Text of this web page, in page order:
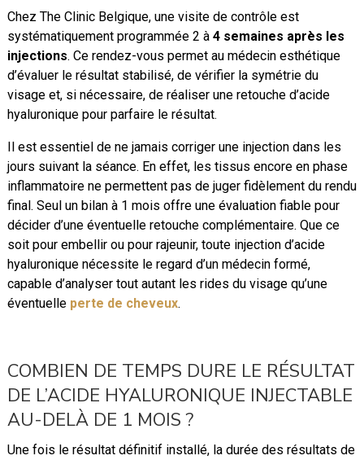
Chez The Clinic Belgique, une visite de contrôle est
systématiquement programmée 2 à 4 semaines après les
injections. Ce rendez-vous permet au médecin esthétique
d’évaluer le résultat stabilisé, de vérifier la symétrie du
visage et, si nécessaire, de réaliser une retouche d’acide
hyaluronique pour parfaire le résultat.
Il est essentiel de ne jamais corriger une injection dans les
jours suivant la séance. En effet, les tissus encore en phase
inflammatoire ne permettent pas de juger fidèlement du rendu
final. Seul un bilan à 1 mois offre une évaluation fiable pour
décider d’une éventuelle retouche complémentaire. Que ce
soit pour embellir ou pour rajeunir, toute injection d’acide
hyaluronique nécessite le regard d’un médecin formé,
capable d’analyser tout autant les rides du visage qu’une
éventuelle perte de cheveux.
COMBIEN DE TEMPS DURE LE RÉSULTAT
DE L’ACIDE HYALURONIQUE INJECTABLE
AU-DELÀ DE 1 MOIS ?
Une fois le résultat définitif installé, la durée des résultats de